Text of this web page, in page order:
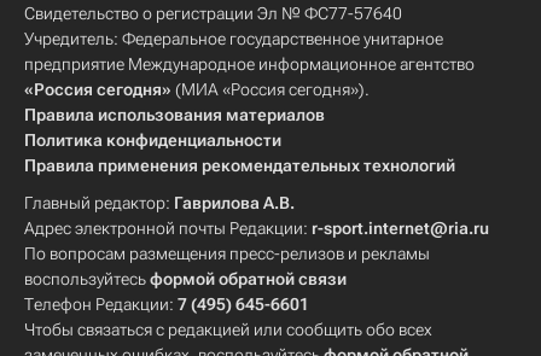
Свидетельство о регистрации Эл № ФС77-57640
Учредитель: Федеральное государственное унитарное
предприятие Международное информационное агентство
«Россия сегодня» (МИА «Россия сегодня»).
Правила использования материалов
Политика конфиденциальности
Правила применения рекомендательных технологий
Главный редактор: Гаврилова А.В.
Адрес электронной почты Редакции: r-sport.internet@ria.ru
По вопросам размещения пресс-релизов и рекламы
воспользуйтесьформой обратной связи
Телефон Редакции: 7 (495) 645-6601
Чтобы связаться с редакцией или сообщить обо всех